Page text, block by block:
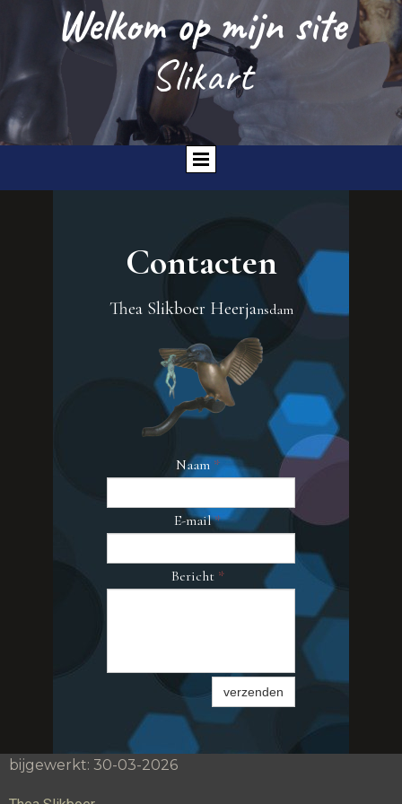
Welkom op mijn site
Slikart
P
Contacten
Thea Slikboer Heerjansdam
Naam*
E-mail*
Bericht*
verzenden
bijgewerkt: 30-03-2026